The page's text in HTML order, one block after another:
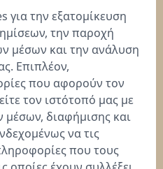
για την εξατομίκευση
την παροχή
μέσων και την ανάλυση
Επιπλέον,
που αφορούν τον
τον ιστότοπό μας με
μέσων, διαφήμισης και
να τις
που τους